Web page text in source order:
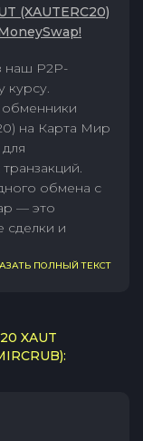
(XAUTERC20)
наш P2P-
курсу.
обменники
на Карта Мир
обмена с
— это
сделки и
ПОЛНЫЙ ТЕКСТ
XAUT